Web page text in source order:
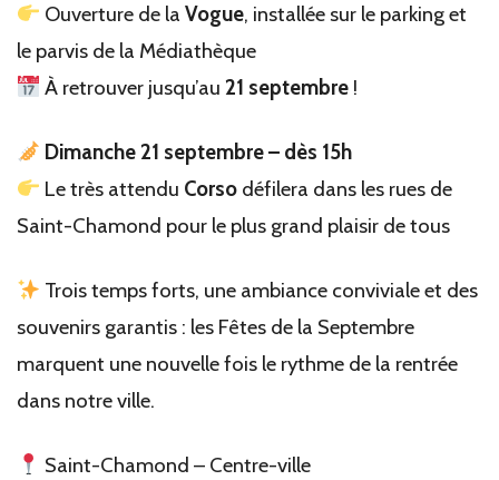
Ouverture de laVogue, installée sur le parking et
le parvis de la Médiathèque
À retrouver jusqu’au 21 septembre !
Dimanche 21 septembre – dès 15h
Le très attendu Corso défilera dans les rues de
Saint-Chamond pour le plus grand plaisir de tous
Trois temps forts, une ambiance conviviale et des
souvenirs garantis : les Fêtes de la Septembre
marquent une nouvelle fois le rythme de la rentrée
dans notre ville.
Saint-Chamond – Centre-ville